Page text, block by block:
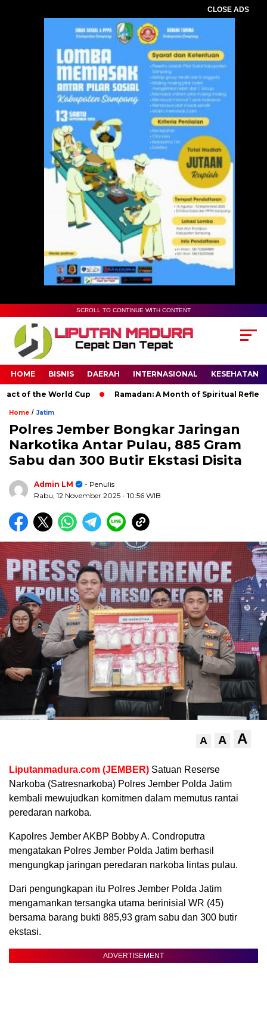
CLOSE ADS
SCROLL TO CONTINUE WITH CONTENT
HOME BISNIS DAERAH INTERNASIONAL KESEHATAN
of the World Cup Ramadan: A Month of Spiritual
Home / Jatim
Polres Jember Bongkar Jaringan
Narkotika Antar Pulau, 885 Gram
Sabu dan 300 Butir Ekstasi Disita
Admin LM
- Penulis
Rabu, 12 November 2025 - 10:56 WIB
A A A
Liputanmadura.com (JEMBER) Satuan Reserse
Narkoba (Satresnarkoba) Polres Jember Polda Jatim
kembali mewujudkan komitmen dalam memutus rantai
peredaran narkoba.
Kapolres Jember AKBP Bobby A. Condroputra
mengatakan Polres Jember Polda Jatim berhasil
mengungkap jaringan peredaran narkoba lintas pulau.
Dari pengungkapan itu Polres Jember Polda Jatim
mengamankan tersangka utama berinisial WR (45)
bersama barang bukti 885,93 gram sabu dan 300 butir
ekstasi.
ADVERTISEMENT